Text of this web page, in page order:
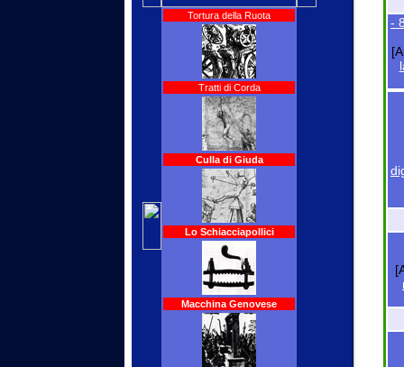
Tortura della Ruota
Tratti di Corda
Culla di Giuda
Lo Schiacciapollici
Macchina Genovese
-